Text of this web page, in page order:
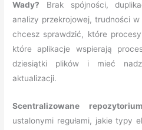
Wady? Brak spójności,
analizy przekrojowej, trudności
chcesz sprawdzić, które
które aplikacje wspierają
dziesiątki plików i mieć
aktualizacji.
Scentralizowane
ustalonymi regułami, jakie typy